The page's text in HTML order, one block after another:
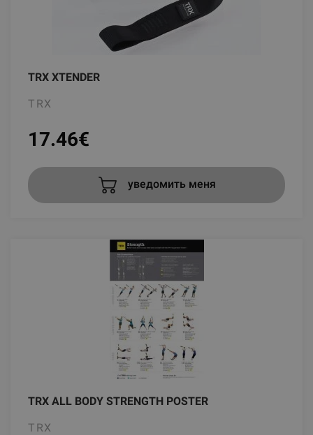
TRX XTENDER
TRX
17.46€
уведомить меня
TRX ALL BODY STRENGTH POSTER
TRX